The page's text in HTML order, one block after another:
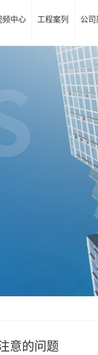
频中心 工程案列 公司
意的问题